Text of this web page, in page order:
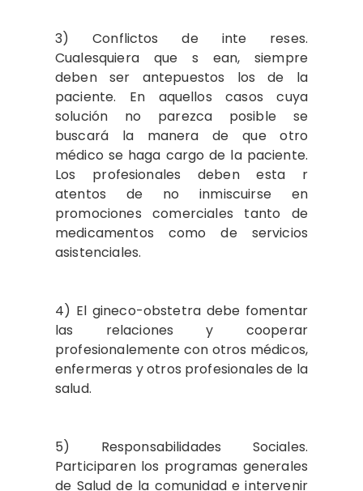
3) Conflictos de inte reses.
Cualesquiera que s ean, siempre
deben ser antepuestos los de la
paciente. En aquellos casos cuya
solución no parezca posible se
buscará la manera de que otro
médico se haga cargo de la paciente.
Los profesionales deben esta r
atentos de no inmiscuirse en
promociones comerciales tanto de
medicamentos como de servicios
asistenciales.
4) El gineco-obstetra debe fomentar
las relaciones y cooperar
profesionalemente con otros médicos,
enfermeras y otros profesionales de la
salud.
5) Responsabilidades Sociales.
Participaren los programas generales
de Salud de la comunidad e intervenir